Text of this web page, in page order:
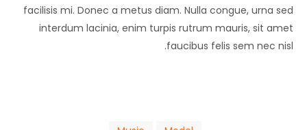
facilisis mi. Donec a metus diam. Nulla congue, urna sed
interdum lacinia, enim turpis rutrum mauris, sit amet
faucibus felis sem nec nisl.